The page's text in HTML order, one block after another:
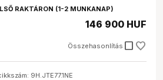
RAKTÁRON (1-2 MUNKANAP)
Összehasonlítás check_box_outline_blank
146 900 HUF
9H.JTE77.1NE